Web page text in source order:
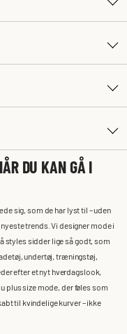
DU KAN GÅ I
sig, som de har lyst til – uden
trends. Vi designer mode i
styles sidder lige så godt, som
undertøj, træningstøj,
efter et nyt hverdagslook,
plus size mode, der føles som
til kvindelige kurver – ikke